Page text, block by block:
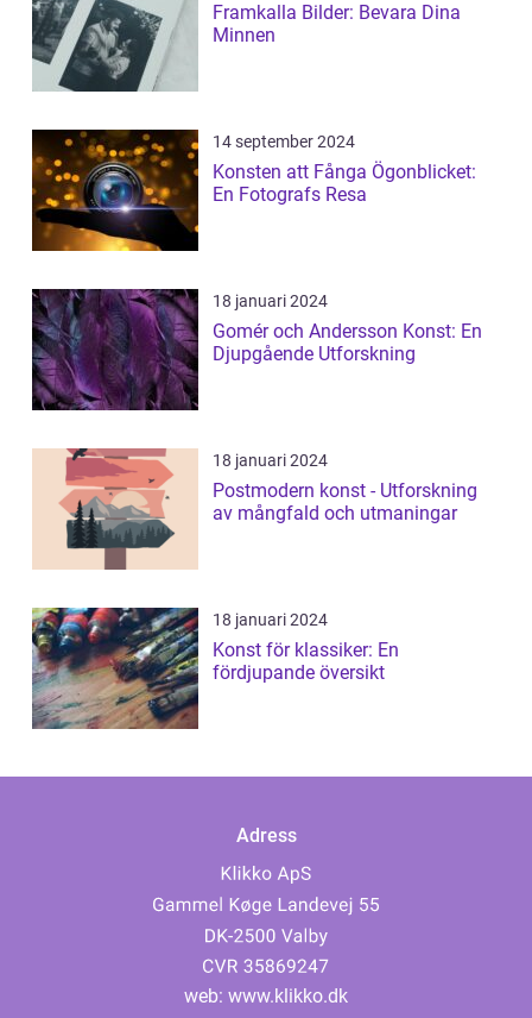
Framkalla Bilder: Bevara Dina
Minnen
14 september 2024
Konsten att Fånga Ögonblicket:
En Fotografs Resa
18 januari 2024
Gomér och Andersson Konst: En
Djupgående Utforskning
18 januari 2024
Postmodern konst - Utforskning
av mångfald och utmaningar
18 januari 2024
Konst för klassiker: En
fördjupande översikt
Adress
web: www.klikko.dk